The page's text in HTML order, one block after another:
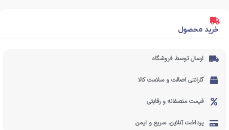
خرید محصول
ارسال توسط فروشگاه
گارانتی اصالت و سلامت کالا
قیمت منصفانه و رقابتی
پرداخت آنلاین، سریع و ایمن